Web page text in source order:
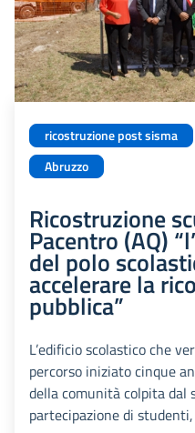
ricostruzione post sisma
Abruzzo
Ricostruzione
Pacentro (AQ)
del polo
accelerare la
pubblica”
L’edificio scolastico che
percorso iniziato cinque
della comunità colpita dal
partecipazione di